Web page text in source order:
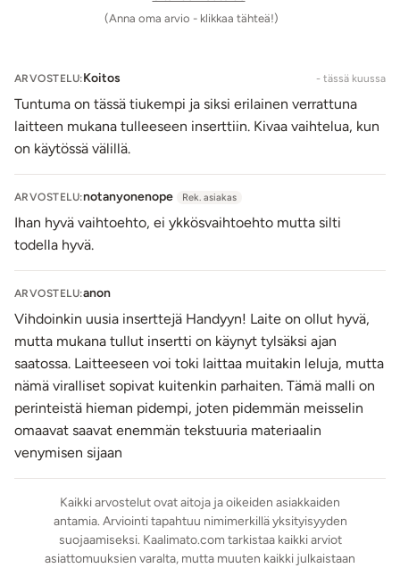
Pese insertti käytön jälkeen miedolla saippuavedellä.
Anna kuivua itsestään tai taputtele kuivaksi
halutessasi seksivälineille tarkoitetulla
puhdistusaineella. Säilytä insertti omassa kotelossaan.
Tuotetiedot:
Materiaali: TPE
Insertin pituus: 12,5 cm (venyy reilusti)
Halkaisija: 4,8 cm - 5,5 cm (venyy reilusti)
Insertin aukon sisähalkaisija: n. 2 cm (venyy reilusti)
Kotelon pituus: n. 15 cm
Kotelon halkaisija: 6,2 cm
Vesitiivis
Väri: Kirkas (insertti), musta (kotelo)
Lähetyspaketin koko: 20 x 11 x 9 cm
Lähetyksen paino: ~ 0.5 kg
(Anna oma arvio - klikkaa tähteä!)
ARVOSTELU:Koitos - tässä kuussa
Tuntuma on tässä tiukempi ja siksi erilainen verrattuna
laitteen mukana tulleeseen inserttiin. Kivaa vaihtelua, kun
on käytössä välillä.
ARVOSTELU:notanyonenope Rek. asiakas
Ihan hyvä vaihtoehto, ei ykkösvaihtoehto mutta silti
todella hyvä.
ARVOSTELU:anon
Vihdoinkin uusia inserttejä Handyyn! Laite on ollut hyvä,
mutta mukana tullut insertti on käynyt tylsäksi ajan
saatossa. Laitteeseen voi toki laittaa muitakin leluja, mutta
nämä viralliset sopivat kuitenkin parhaiten. Tämä malli on
perinteistä hieman pidempi, joten pidemmän meisselin
omaavat saavat enemmän tekstuuria materiaalin
venymisen sijaan
Kaikki arvostelut ovat aitoja ja oikeiden asiakkaiden
antamia. Arviointi tapahtuu nimimerkillä yksityisyyden
suojaamiseksi. Kaalimato.com tarkistaa kaikki arviot
asiattomuuksien varalta, mutta muuten kaikki julkaistaan